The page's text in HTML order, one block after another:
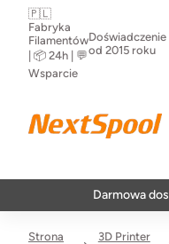
🇵🇱
Fabryka
Filamentów
| 📦 24h | 💬
Wsparcie
Doświadczenie
od 2015 roku
Darmowa dostawa |
Strona
3D Printer